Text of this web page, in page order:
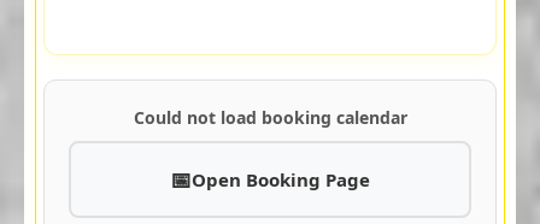
Could not load booking calendar
Open Booking Page